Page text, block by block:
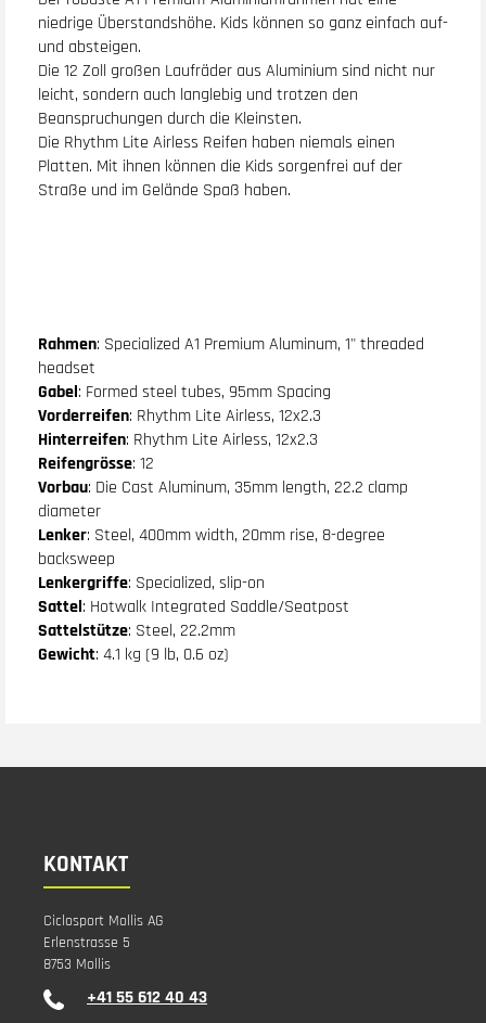
niedrige Überstandshöhe. Kids können so ganz einfach auf-
und absteigen.
Die 12 Zoll großen Laufräder aus Aluminium sind nicht nur
leicht, sondern auch langlebig und trotzen den
Beanspruchungen durch die Kleinsten.
Die Rhythm Lite Airless Reifen haben niemals einen
Platten. Mit ihnen können die Kids sorgenfrei auf der
Straße und im Gelände Spaß haben.
Rahmen: Specialized A1 Premium Aluminum, 1" threaded
headset
Gabel: Formed steel tubes, 95mm Spacing
Vorderreifen: Rhythm Lite Airless, 12x2.3
Hinterreifen: Rhythm Lite Airless, 12x2.3
Reifengrösse: 12
Vorbau: Die Cast Aluminum, 35mm length, 22.2 clamp
diameter
Lenker: Steel, 400mm width, 20mm rise, 8-degree
backsweep
Lenkergriffe: Specialized, slip-on
Sattel: Hotwalk Integrated Saddle/Seatpost
Sattelstütze: Steel, 22.2mm
Gewicht: 4.1 kg (9 lb, 0.6 oz)
KONTAKT
Ciclosport Mollis AG
Erlenstrasse 5
8753 Mollis
+41 55 612 40 43